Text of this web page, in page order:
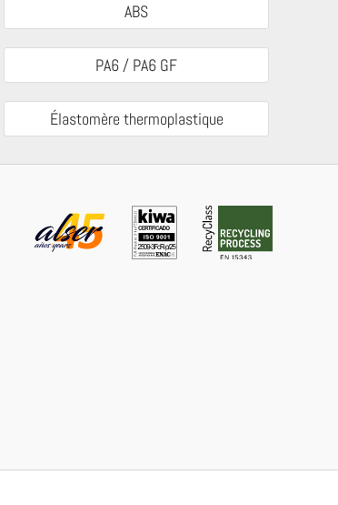
ABS
PA6 / PA6 GF
Élastomère thermoplastique